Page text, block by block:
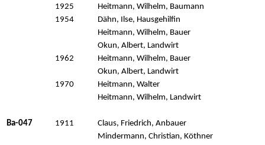
1925
Heitmann, Wilhelm, Baumann
1954
Dähn, Ilse, Hausgehilfin
Heitmann, Wilhelm, Bauer
Okun, Albert, Landwirt
1962
Heitmann, Wilhelm, Bauer
Okun, Albert, Landwirt
1970
Heitmann, Walter
Heitmann, Wilhelm, Landwirt
Ba-047 1911
Claus, Friedrich, Anbauer
Mindermann, Christian, Köthner